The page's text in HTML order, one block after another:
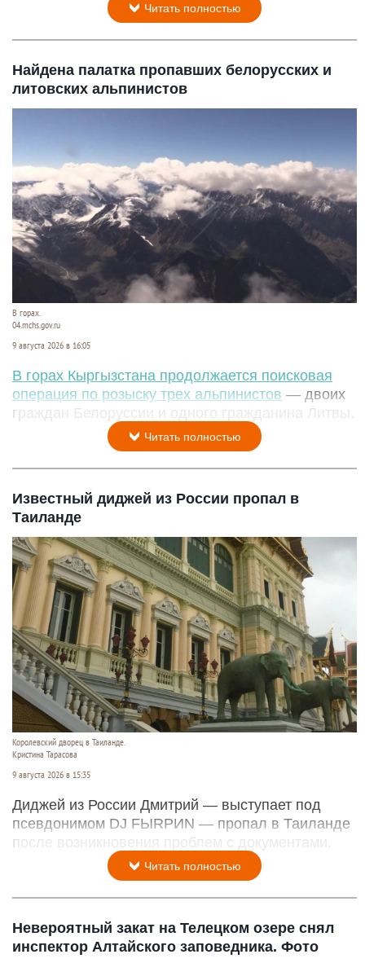
Читать полностью
Найдена палатка пропавших белорусских и
литовских альпинистов
В горах.
04.mchs.gov.ru
9 августа 2026 в 16:05
В горах Кыргызстана продолжается поисковая
операция по розыску трех альпинистов — двоих
граждан Белоруссии и одного гражданина Литвы.
Читать полностью
Известный диджей из России пропал в
Таиланде
Королевский дворец в Таиланде.
Кристина Тарасова
9 августа 2026 в 15:35
Диджей из России Дмитрий — выступает под
псевдонимом DJ FЫRРИN — пропал в Таиланде
после возникновения проблем с документами.
Читать полностью
Невероятный закат на Телецком озере снял
инспектор Алтайского заповедника. Фото